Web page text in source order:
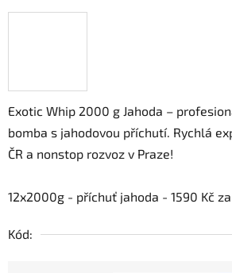
Exotic Whip 2000 g Jahoda –
bomba s jahodovou příchutí. Rychlá
ČR a nonstop rozvoz v Praze!
12x2000g - příchuť jahoda - 1590 Kč
Kód: